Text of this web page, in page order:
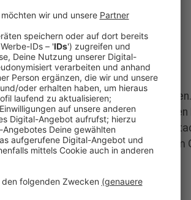
und setzt daher andere
zu einer
und Gastronomie umzubauen.
Jahre warten. Zusätzlich stehen am